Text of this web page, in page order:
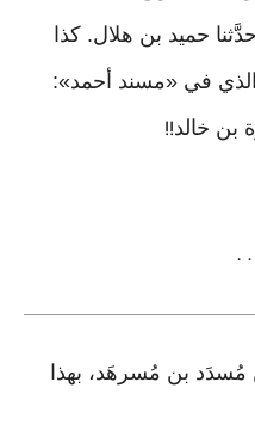
حميد بن هلال. كذا
في «مسند أحمد»:
بن خالد!!
.
(٦٩٢٣) عن مُسدَد بن مُسرهَد، بهذا